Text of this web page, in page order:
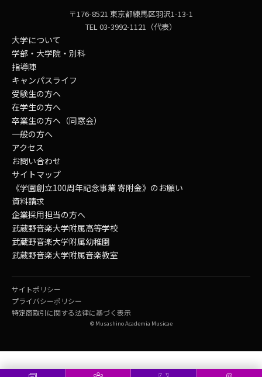
〒176-8521 東京都練馬区羽沢1-13-1
TEL 03-3992-1121（代表）
大学について
学部・大学院・別科
指導陣
キャンパスライフ
受験生の方へ
在学生の方へ
卒業生の方へ（同窓会）
一般の方へ
アクセス
お問い合わせ
サイトマップ
《学園創立100周年記念事業 寄附金》のお願い
資料請求
企業採用担当の方へ
武蔵野音楽大学附属高等学校
武蔵野音楽大学附属幼稚園
武蔵野音楽大学附属音楽教室
© Musashino Academia Musicae
サイトポリシー
プライバシーポリシー
特定商取引に関する法律に基づく表示